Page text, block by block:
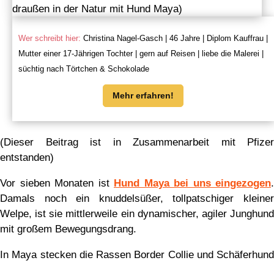
Wer schreibt hier: Christina Nagel-Gasch | 46 Jahre | Diplom Kauffrau |
Mutter einer 17-Jährigen Tochter | gern auf Reisen | liebe die Malerei |
süchtig nach Törtchen & Schokolade
Mehr erfahren!
(Dieser Beitrag ist in Zusammenarbeit mit Pfizer
entstanden)
Vor sieben Monaten ist Hund Maya bei uns eingezogen.
Damals noch ein knuddelsüßer, tollpatschiger kleiner
Welpe, ist sie mittlerweile ein dynamischer, agiler Junghund
mit großem Bewegungsdrang.
In Maya stecken die Rassen Border Collie und Schäferhund